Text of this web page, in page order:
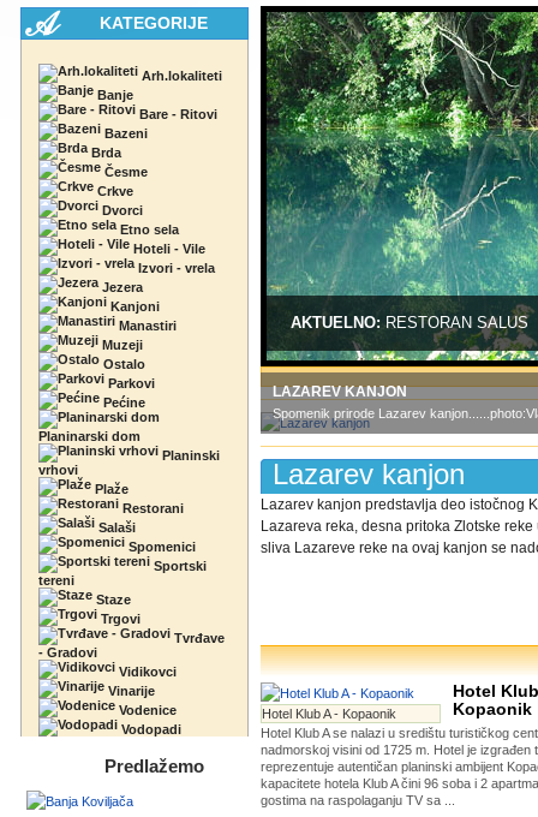
KATEGORIJE
Arh.lokaliteti
Banje
Bare - Ritovi
Bazeni
Brda
Česme
Crkve
Dvorci
Etno sela
Hoteli - Vile
Izvori - vrela
Jezera
Kanjoni
Manastiri
Muzeji
Ostalo
Parkovi
Pećine
Planinarski dom
Planinski
vrhovi
Plaže
Restorani
Salaši
Spomenici
Sportski
tereni
Staze
Trgovi
Tvrđave
- Gradovi
Vidikovci
Vinarije
Vodenice
Vodopadi
Predlažemo
AKTUELNO:RESTORAN SALUS
LAZAREV KANJON
Spomenik prirode Lazarev
Lazarev kanjon
Lazarev kanjon predstavlja deo istočnog
Lazareva reka, desna pritoka Zlotske
sliva Lazareve reke na ovaj kanjon se
Hotel Klub A - Kopaonik
Hotel
Kopaonik
Hotel Klub A se nalazi u središtu turističkog
nadmorskoj visini od 1725 m. Hotel je izgrađen
reprezentuje autentičan planinski ambijent
kapacitete hotela Klub A čini 96 soba i 2
gostima na raspolaganju TV sa ...